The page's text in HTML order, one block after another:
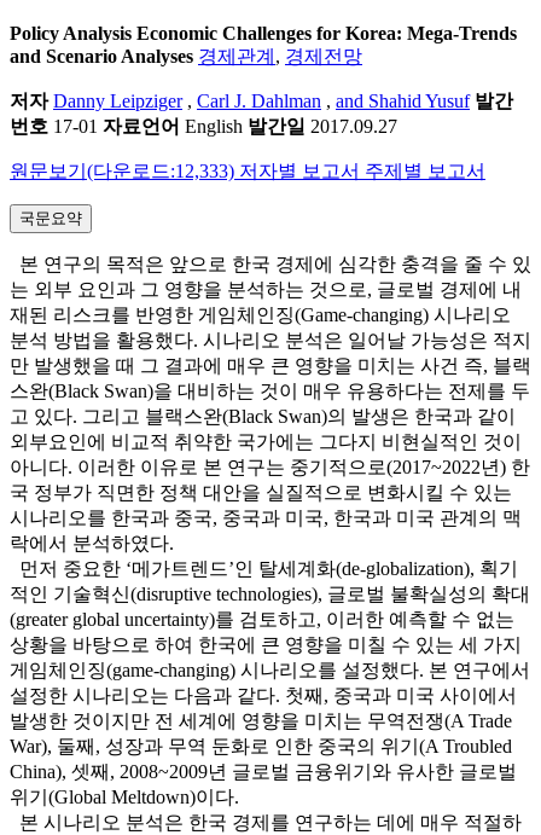
Policy Analysis Economic Challenges for Korea: Mega-Trends
and Scenario Analyses 경제관계 , 경제전망
저자 Danny Leipziger, Carl J. Dahlman , and Shahid Yusuf 발간
번호 17-01 자료언어 English 발간일 2017.09.27
원문보기(다운로드:12,333) 저자별 보고서 주제별 보고서
국문요약
본 연구의 목적은 앞으로 한국 경제에 심각한 충격을 줄 수 있
는 외부 요인과 그 영향을 분석하는 것으로, 글로벌 경제에 내
재된 리스크를 반영한 게임체인징(Game-changing) 시나리오
분석 방법을 활용했다. 시나리오 분석은 일어날 가능성은 적지
만 발생했을 때 그 결과에 매우 큰 영향을 미치는 사건 즉, 블랙
스완(Black Swan)을 대비하는 것이 매우 유용하다는 전제를 두
고 있다. 그리고 블랙스완(Black Swan)의 발생은 한국과 같이
외부요인에 비교적 취약한 국가에는 그다지 비현실적인 것이
아니다. 이러한 이유로 본 연구는 중기적으로(2017~2022년) 한
국 정부가 직면한 정책 대안을 실질적으로 변화시킬 수 있는
시나리오를 한국과 중국, 중국과 미국, 한국과 미국 관계의 맥
락에서 분석하였다.
먼저 중요한 ‘메가트렌드’인 탈세계화(de-globalization), 획기
적인 기술혁신(disruptive technologies), 글로벌 불확실성의 확대
(greater global uncertainty)를 검토하고, 이러한 예측할 수 없는
상황을 바탕으로 하여 한국에 큰 영향을 미칠 수 있는 세 가지
게임체인징(game-changing) 시나리오를 설정했다. 본 연구에서
설정한 시나리오는 다음과 같다. 첫째, 중국과 미국 사이에서
발생한 것이지만 전 세계에 영향을 미치는 무역전쟁(A Trade
War), 둘째, 성장과 무역 둔화로 인한 중국의 위기(A Troubled
China), 셋째, 2008~2009년 글로벌 금융위기와 유사한 글로벌
위기(Global Meltdown)이다.
본 시나리오 분석은 한국 경제를 연구하는 데에 매우 적절하